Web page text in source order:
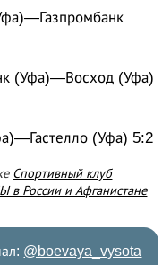
(Уфа)—Восход (Уфа)
(Уфа) 5:2
Спортивный клуб
России и Афганистане
@boevaya_vysota